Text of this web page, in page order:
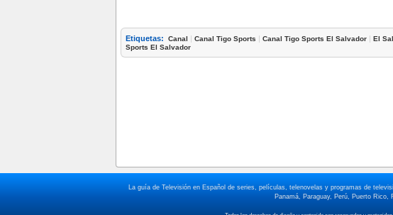
Etiquetas: Canal | Canal Tigo Sports | Canal Tigo Sports El Salvador | El
Sports El Salvador
La guía de Televisión en Español de series, películas, telenovelas y programas de
Panamá, Paraguay, Perú, Puerto